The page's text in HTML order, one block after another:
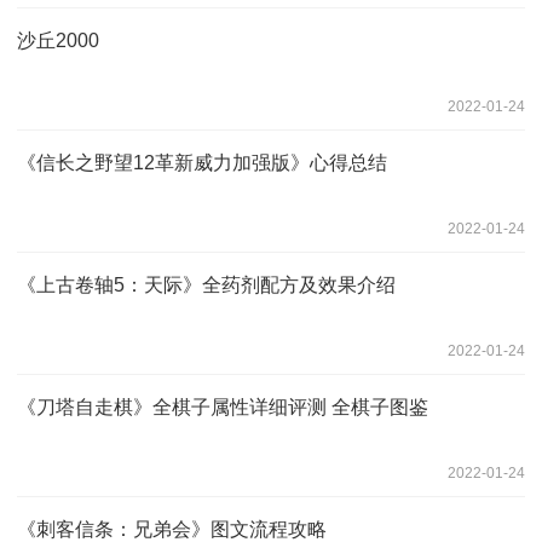
沙丘2000
2022-01-24
《信长之野望12革新威力加强版》心得总结
2022-01-24
《上古卷轴5：天际》全药剂配方及效果介绍
2022-01-24
《刀塔自走棋》全棋子属性详细评测 全棋子图鉴
2022-01-24
《刺客信条：兄弟会》图文流程攻略